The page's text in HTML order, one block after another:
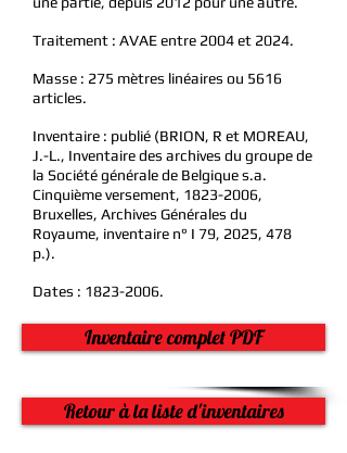
Traitement : AVAE entre 2004 et 2024.
Masse : 275 mètres linéaires ou 5616
articles.
Inventaire : publié (BRION, R et MOREAU,
J.-L., Inventaire des archives du groupe de
la Société générale de Belgique s.a.
Cinquième versement, 1823-2006,
Bruxelles, Archives Générales du
Royaume, inventaire n° I 79, 2025, 478
p.).
Dates : 1823-2006.
Inventaire complet PDF
Retour à la liste d'inventaires